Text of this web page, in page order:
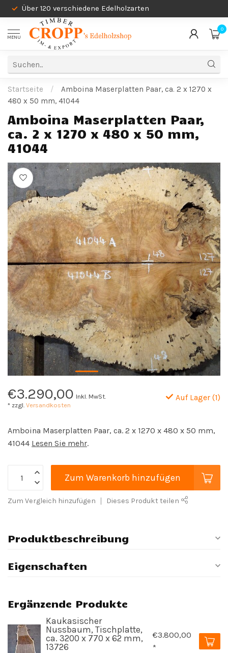
Über 120 verschiedene Edelholzarten
MENU
0
Startseite /
Amboina Maserplatten Paar, ca. 2 x 1270 x
480 x 50 mm, 41044
Amboina Maserplatten Paar,
ca. 2 x 1270 x 480 x 50 mm,
41044
€3.290,00 Inkl. MwSt.
* zzgl. Versandkosten
Auf Lager (1)
Amboina Maserplatten Paar, ca. 2 x 1270 x 480 x 50 mm,
41044 Lesen Sie mehr.
Zum Warenkorb hinzufügen
Zum Vergleich hinzufügen Dieses Produkt teilen
Produktbeschreibung
Eigenschaften
Ergänzende Produkte
Kaukasischer
Nussbaum, Tischplatte,
ca. 3200 x 770 x 62 mm,
13726
€3.800,00
*